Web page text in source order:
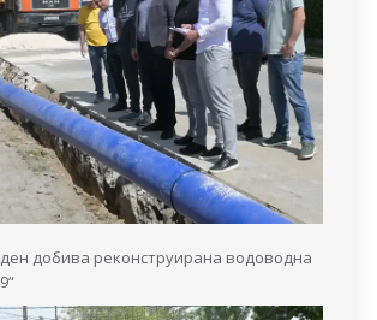
добива реконструирана водоводна